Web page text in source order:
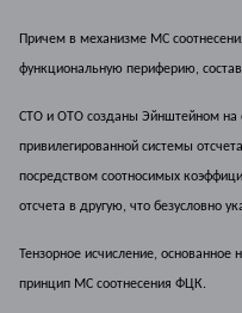
Причем в механизме МС
функциональную периферию,
СТО и ОТО созданы Эйнштейном на
привилегированной системы
посредством соотносимых
отсчета в другую, что безусловно
Тензорное исчисление, основанное
принцип МС соотнесения ФЦК.